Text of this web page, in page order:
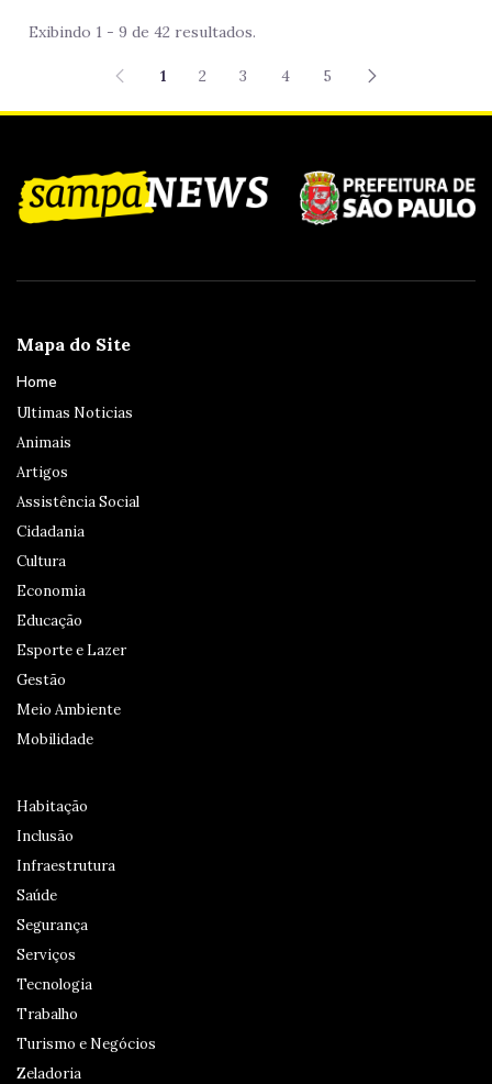
Exibindo 1 - 9 de 42 resultados.
1 2 3 4 5
Mapa do Site
Home
Ultimas Noticias
Animais
Artigos
Assistência Social
Cidadania
Cultura
Economia
Educação
Esporte e Lazer
Gestão
Meio Ambiente
Mobilidade
Habitação
Inclusão
Infraestrutura
Saúde
Segurança
Serviços
Tecnologia
Trabalho
Turismo e Negócios
Zeladoria